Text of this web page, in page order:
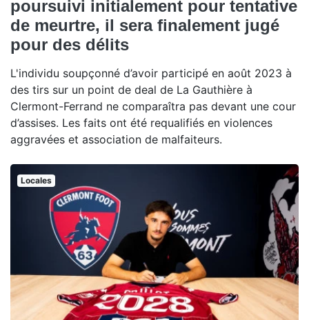
poursuivi initialement pour tentative
de meurtre, il sera finalement jugé
pour des délits
L'individu soupçonné d’avoir participé en août 2023 à
des tirs sur un point de deal de La Gauthière à
Clermont-Ferrand ne comparaîtra pas devant une cour
d’assises. Les faits ont été requalifiés en violences
aggravées et association de malfaiteurs.
Locales